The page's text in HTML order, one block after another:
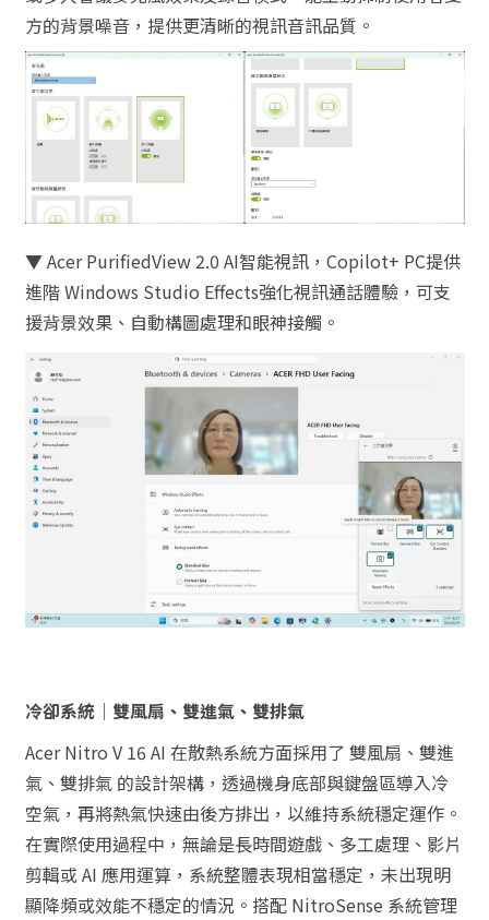
方的背景噪音，提供更清晰的視訊音訊品質。
▼ Acer PurifiedView 2.0 AI智能視訊，Copilot+ PC提供
進階 Windows Studio Effects強化視訊通話體驗，可支
援背景效果、自動構圖處理和眼神接觸。
冷卻系統｜雙風扇、雙進氣、雙排氣
Acer Nitro V 16 AI 在散熱系統方面採用了 雙風扇、雙進
氣、雙排氣 的設計架構，透過機身底部與鍵盤區導入冷
空氣，再將熱氣快速由後方排出，以維持系統穩定運作。
在實際使用過程中，無論是長時間遊戲、多工處理、影片
剪輯或 AI 應用運算，系統整體表現相當穩定，未出現明
顯降頻或效能不穩定的情況。搭配 NitroSense 系統管理